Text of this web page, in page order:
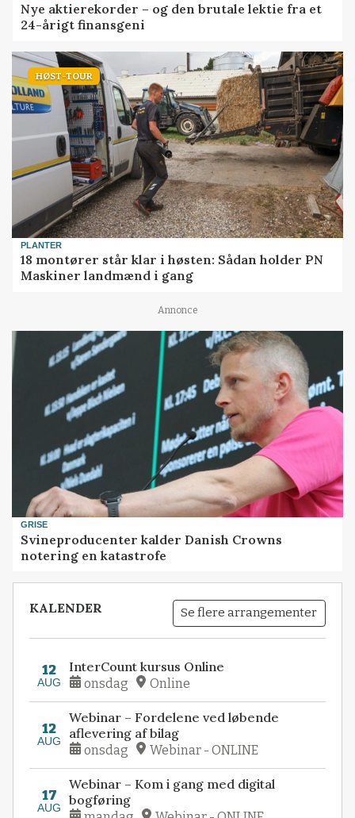
Nye aktierekorder – og den brutale lektie fra et
24-årigt finansgeni
HØST-TOUR
PLANTER
18 montører står klar i høsten: Sådan holder PN
Maskiner landmænd i gang
Annonce
GRISE
Svineproducenter kalder Danish Crowns
notering en katastrofe
KALENDER Se flere arrangementer
12
AUG
InterCount kursus Online
onsdag Online
12
AUG
Webinar – Fordelene ved løbende
aflevering af bilag
onsdag Webinar - ONLINE
17
AUG
Webinar – Kom i gang med digital
bogføring